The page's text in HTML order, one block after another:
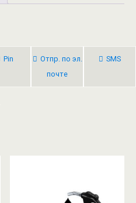
Pin
Отпр. по эл.
почте
SMS